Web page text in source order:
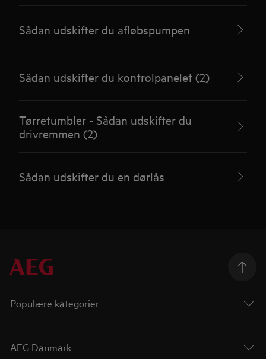
Sådan udskifter du afløbspumpen
Sådan udskifter du kontrolpanelet (2)
Tørretumbler - Sådan udskifter du
drivremmen (2)
Sådan udskifter du en dørlås
Populære kategorier
AEG Danmark